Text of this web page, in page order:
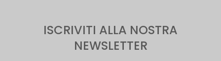
ISCRIVITI ALLA NOSTRA
NEWSLETTER